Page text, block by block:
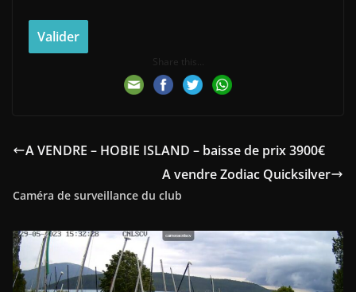
Share this...
A VENDRE – HOBIE ISLAND – baisse de prix 3900€
A vendre Zodiac Quicksilver
Caméra de surveillance du club